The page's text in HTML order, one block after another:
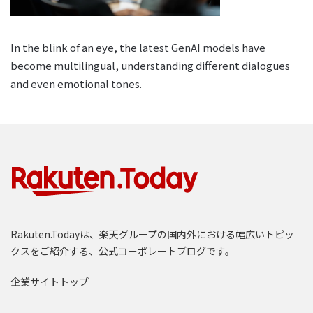
In the blink of an eye, the latest GenAI models have
become multilingual, understanding different dialogues
and even emotional tones.
Rakuten.Todayは、楽天グループの国内外における幅広いトピッ
クスをご紹介する、公式コーポレートブログです。
企業サイトトップ